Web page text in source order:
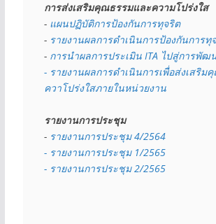
การส่งเสริมคุณธรรมและความโปร่งใส
- แผนปฏิบัติการป้องกันการทุจริต
- รายงานผลการดำเนินการป้องกันการทุ
- การนำผลการประเมิน ITA ไปสู่การพัฒ
- รายงานผลการดำเนินการเพื่อส่งเสริม
ควาโปร่งใสภายในหน่วยงาน
รายงานการประชุม
- รายงานการประชุม 4/2564
- รายงานการประชุม 1/2565
- รายงานการประชุม 2/2565